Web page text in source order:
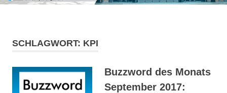
SCHLAGWORT: KPI
Buzzword des Monats
September 2017: